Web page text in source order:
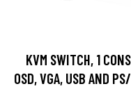
KVM SWITCH, 1
OSD, VGA, USB AND